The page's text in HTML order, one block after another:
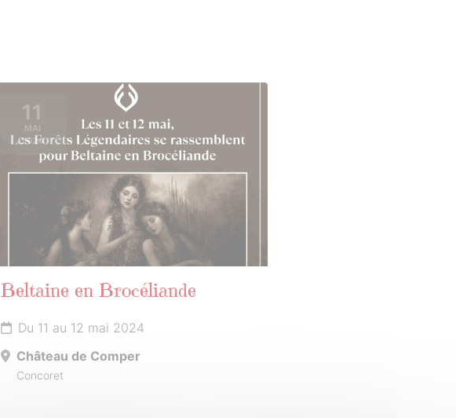
11
MAI
2024
Beltaine en Brocéliande
Du 11 au 12 mai 2024
Château de Comper
Concoret